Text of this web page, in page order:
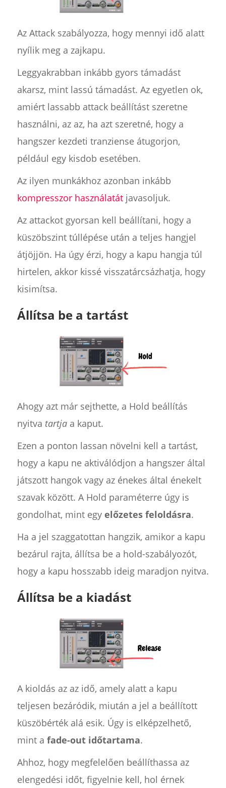
Az Attack szabályozza, hogy mennyi idő alatt
nyílik meg a zajkapu.
Leggyakrabban inkább gyors támadást
akarsz, mint lassú támadást. Az egyetlen ok,
amiért lassabb attack beállítást szeretne
használni, az az, ha azt szeretné, hogy a
hangszer kezdeti tranziense átugorjon,
például egy kisdob esetében.
Az ilyen munkákhoz azonban inkább
kompresszor használatátjavasoljuk.
Az attackot gyorsan kell beállítani, hogy a
küszöbszint túllépése után a teljes hangjel
átjöjjön. Ha úgy érzi, hogy a kapu hangja túl
hirtelen, akkor kissé visszatárcsázhatja, hogy
kisimítsa.
Állítsa be a tartást
Ahogy azt már sejthette, a Hold beállítás
nyitva tartjaa kaput.
Ezen a ponton lassan növelni kell a tartást,
hogy a kapu ne aktiválódjon a hangszer által
játszott hangok vagy az énekes által énekelt
szavak között. A Hold paraméterre úgy is
gondolhat, mint egy előzetes feloldásra.
Ha a jel szaggatottan hangzik, amikor a kapu
bezárul rajta, állítsa be a hold-szabályozót,
hogy a kapu hosszabb ideig maradjon nyitva.
Állítsa be a kiadást
A kioldás az az idő, amely alatt a kapu
teljesen bezáródik, miután a jel a beállított
küszöbérték alá esik. Úgy is elképzelhető,
mint a fade-out időtartama.
Ahhoz, hogy megfelelően beállíthassa az
elengedési időt, figyelnie kell, hol érnek